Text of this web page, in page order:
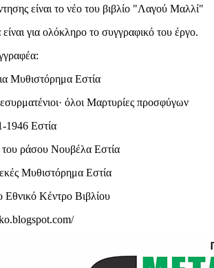
είναι το νέο του βιβλίο "Λαγού Μαλλί"
για ολόκληρο το συγγραφικό του έργο.
Μυθιστόρημα Εστία
όλοι Μαρτυρίες προσφύγων
1946 Εστία
ράσου Νουβέλα Εστία
Μυθιστόρημα Εστία
Εθνικό Κέντρο Βιβλίου